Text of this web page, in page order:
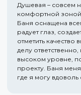
Душевая – совсем
комфортной зоной
Баня оснащена
радует глаз,
отметить
делу
высоком уровне,
проекту. Баня
где я могу